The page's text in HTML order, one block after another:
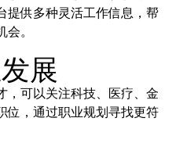
提供多种灵活工作信息，帮
。
展
，可以关注科技、医疗、金
位，通过职业规划寻找更符